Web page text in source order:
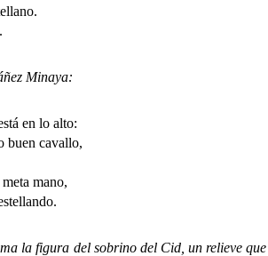
Minaya:
en lo alto:
cavallo,
mano,
figura del sobrino del Cid, un relieve que